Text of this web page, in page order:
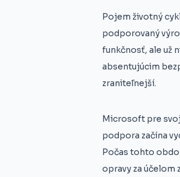
Pojem životný
podporovaný
funkčnosť, ale už
absentujúcim
zraniteľnejší.
Microsoft pre
podpora začína
Počas tohto
opravy za